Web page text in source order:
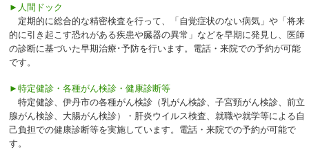
►人間ドック
定期的に総合的な精密検査を行って、「自覚症状のない病気」や「将来
的に引き起こす恐れがある疾患や臓器の異常」などを早期に発見し、医師
の診断に基づいた早期治療･予防を行います。電話・来院での予約が可能
です。
►特定健診・各種がん検診・健康診断等
特定健診、伊丹市の各種がん検診（乳がん検診、子宮頸がん検診、前立
腺がん検診、大腸がん検診）・肝炎ウイルス検査、就職や就学等による自
己負担での健康診断等を実施しています。電話・来院での予約が可能で
す。